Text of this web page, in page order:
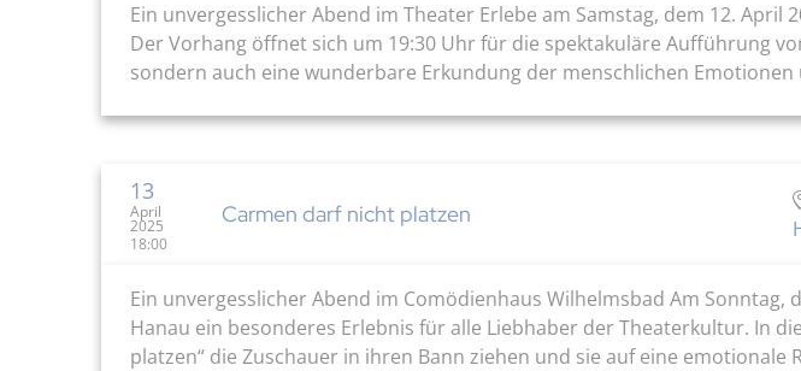
Ein unvergesslicher Abend im Theater Erlebe am Samstag, dem 12.
Der Vorhang öffnet sich um 19:30 Uhr für die spektakuläre Aufführung
sondern auch eine wunderbare Erkundung der menschlichen Emotionen
13
April
2025
18:00
Carmen darf nicht platzen
Ein unvergesslicher Abend im Comödienhaus Wilhelmsbad Am
Hanau ein besonderes Erlebnis für alle Liebhaber der Theaterkultur. In
platzen“ die Zuschauer in ihren Bann ziehen und sie auf eine emotionale